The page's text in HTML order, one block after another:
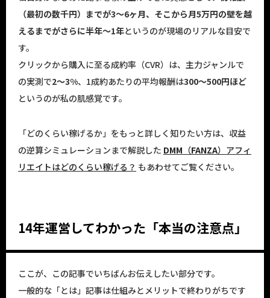
（最初の数千円）までが3〜6ヶ月、そこから月5万円の壁を越
えるまでがさらに半年〜1年というのが現場のリアルな目安で
す。
クリックから購入に至る成約率（CVR）は、主力ジャンルで
の実測で2〜3%、1成約あたりの平均報酬は300〜500円ほど
というのが私の肌感覚です。
「どのくらい稼げるか」をもっと詳しく知りたい方は、収益
の逆算シミュレーションまで解説した DMM （FANZA）アフィ
リエイトはどのくらい稼げる？ もあわせてご覧ください。
14年運営してわかった「本当の注意点」
ここが、この記事でいちばんお伝えしたい部分です。
一般的な「とは」記事は仕組みとメリットで終わりがちです